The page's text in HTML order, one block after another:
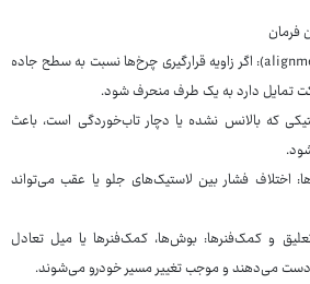
فرمان
تنظیم نبودن زاویه چرخ‌ها (alignment): اگر زاویه قرارگیری چرخ‌ها نسبت به سطح جاده
تمایل دارد به یک طرف منحرف شود.
که بالانس نشده یا دچار تاب‌خوردگی است، باعث
اختلاف فشار بین لاستیک‌های جلو یا عقب می‌تواند
و کمک‌فنرها: بوش‌ها، کمک‌فنرها یا میل تعادل
دست می‌دهند و موجب تغییر مسیر خودرو می‌شوند.